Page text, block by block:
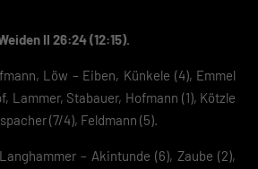
II 26:24 (12:15).
Löw – Eiben, Künkele (4), Emmel
Lammer, Stabauer, Hofmann (1), Kötzle
(7/4), Feldmann (5).
– Akintunde (6), Zaube (2),